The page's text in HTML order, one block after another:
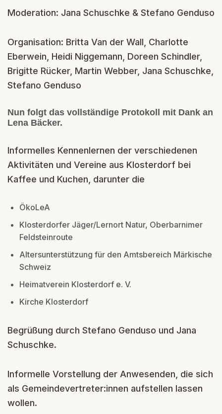
Moderation: Jana Schuschke & Stefano Genduso
Organisation: Britta Van der Wall, Charlotte
Eberwein, Heidi Niggemann, Doreen Schindler,
Brigitte Rücker, Martin Webber, Jana Schuschke,
Stefano Genduso
Nun folgt das vollständige Protokoll mit Dank an
Lena Bäcker.
Informelles Kennenlernen der verschiedenen
Aktivitäten und Vereine aus Klosterdorf bei
Kaffee und Kuchen, darunter die
ÖkoLeA
Klosterdorfer Jäger/Lernort Natur, Oberbarnimer
Feldsteinroute
Altersunterstützung für den Amtsbereich Märkische
Schweiz
Heimatverein Klosterdorf e. V.
Kirche Klosterdorf
Begrüßung durch Stefano Genduso und Jana
Schuschke.
Informelle Vorstellung der Anwesenden, die sich
als Gemeindevertreter:innen aufstellen lassen
wollen.